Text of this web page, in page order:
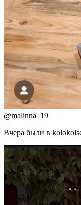
@malinna_19
Вчера были в